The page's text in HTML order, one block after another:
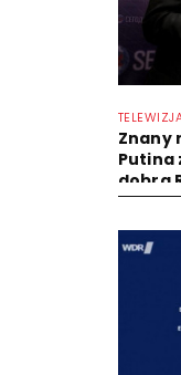
Znany
Putina
dobra